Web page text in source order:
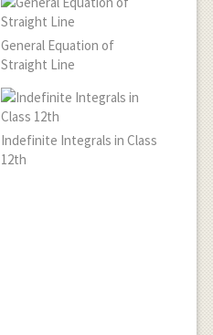
General Equation of
Straight Line
Indefinite Integrals in Class
12th